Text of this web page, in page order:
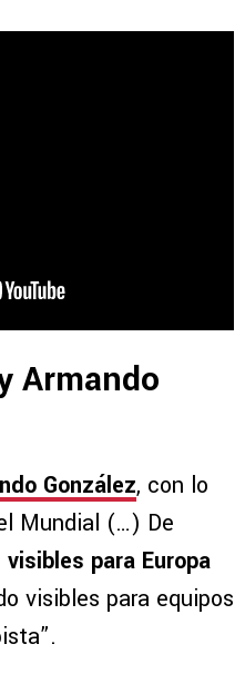
Armando
González, con lo
Mundial (…) De
para Europa
visibles para equipos